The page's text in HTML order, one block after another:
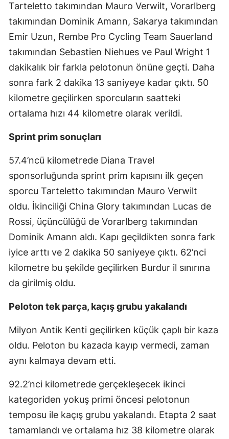
Tarteletto takımından Mauro Verwilt, Vorarlberg
takımından Dominik Amann, Sakarya takımından
Emir Uzun, Rembe Pro Cycling Team Sauerland
takımından Sebastien Niehues ve Paul Wright 1
dakikalık bir farkla pelotonun önüne geçti. Daha
sonra fark 2 dakika 13 saniyeye kadar çıktı. 50
kilometre geçilirken sporcuların saatteki
ortalama hızı 44 kilometre olarak verildi.
Sprint prim sonuçları
57.4’ncü kilometrede Diana Travel
sponsorluğunda sprint prim kapısını ilk geçen
sporcu Tarteletto takımından Mauro Verwilt
oldu. İkinciliği China Glory takımından Lucas de
Rossi, üçüncülüğü de Vorarlberg takımından
Dominik Amann aldı. Kapı geçildikten sonra fark
iyice arttı ve 2 dakika 50 saniyeye çıktı. 62’nci
kilometre bu şekilde geçilirken Burdur il sınırına
da girilmiş oldu.
Peloton tek parça, kaçış grubu yakalandı
Milyon Antik Kenti geçilirken küçük çaplı bir kaza
oldu. Peloton bu kazada kayıp vermedi, zaman
aynı kalmaya devam etti.
92.2’nci kilometrede gerçekleşecek ikinci
kategoriden yokuş primi öncesi pelotonun
temposu ile kaçış grubu yakalandı. Etapta 2 saat
tamamlandı ve ortalama hız 38 kilometre olarak